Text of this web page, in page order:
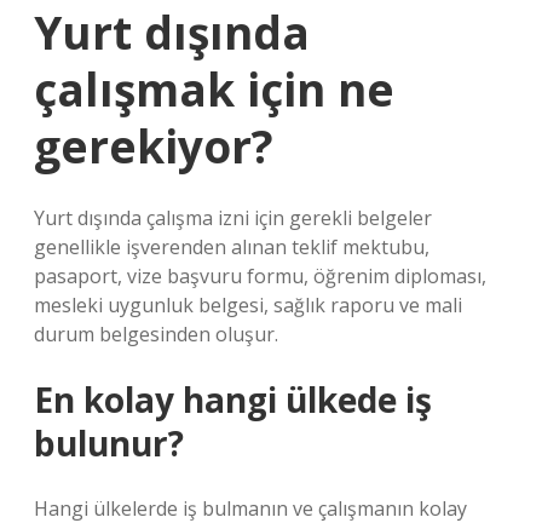
Yurt dışında
çalışmak için ne
gerekiyor?
Yurt dışında çalışma izni için gerekli belgeler
genellikle işverenden alınan teklif mektubu,
pasaport, vize başvuru formu, öğrenim diploması,
mesleki uygunluk belgesi, sağlık raporu ve mali
durum belgesinden oluşur.
En kolay hangi ülkede iş
bulunur?
Hangi ülkelerde iş bulmanın ve çalışmanın kolay